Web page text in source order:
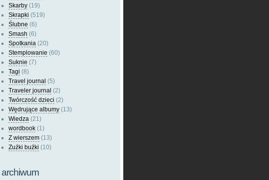
Skarby (19)
Skrapki (519)
Ślubne (6)
Smash (6)
Spotkania (20)
Stemplowanie (60)
Suknie (7)
Tagi (8)
Travel journal (5)
Traveler journal (2)
Twórczość dzieci (2)
Wędrujące albumy (13)
Wiedza (21)
wordbook (1)
Z wierszem (13)
Zuźki buźki (10)
archiwum